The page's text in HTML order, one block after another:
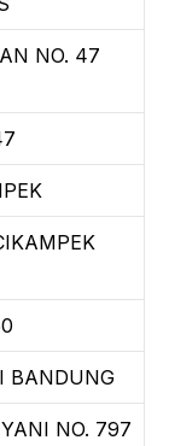
NO. 47
BANDUNG
NO. 797